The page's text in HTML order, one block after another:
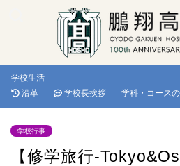
学校生活
沿革
学校長挨拶 学科・コース
学校行事
【修学旅行-